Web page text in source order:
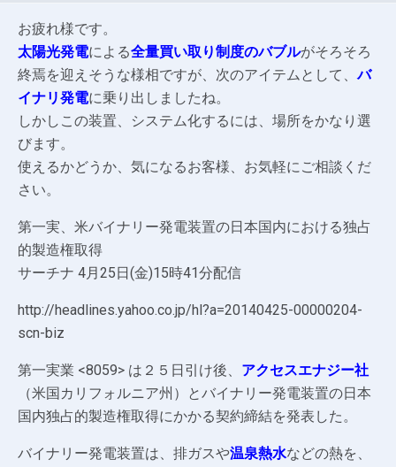
お疲れ様です。
太陽光発電による全量買い取り制度のバブルがそろそろ
終焉を迎えそうな様相ですが、次のアイテムとして、バ
イナリ発電に乗り出しましたね。
しかしこの装置、システム化するには、場所をかなり選
びます。
使えるかどうか、気になるお客様、お気軽にご相談くだ
さい。
第一実、米バイナリー発電装置の日本国内における独占
的製造権取得
サーチナ 4月25日(金)15時41分配信
http://headlines.yahoo.co.jp/hl?a=20140425-00000204-
scn-biz
第一実業 <8059> は２５日引け後、 アクセスエナジー社
（米国カリフォルニア州）とバイナリー発電装置の日本
国内独占的製造権取得にかかる契約締結を発表した。
バイナリー発電装置は、排ガスや温泉熱水などの熱を、